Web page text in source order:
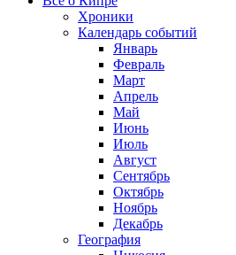
Хроники
Календарь событий
Январь
Февраль
Март
Апрель
Май
Июнь
Июль
Август
Сентябрь
Октябрь
Ноябрь
Декабрь
География